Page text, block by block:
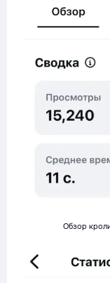
Обзор